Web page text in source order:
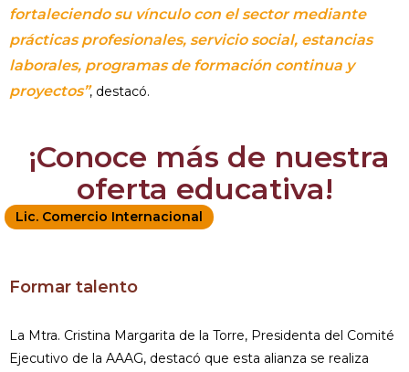
fortaleciendo su vínculo con el sector mediante
prácticas profesionales, servicio social, estancias
laborales, programas de formación continua y
proyectos”, destacó.
¡Conoce más de nuestra
oferta educativa!
Lic. Comercio Internacional
Formar talento
La Mtra. Cristina Margarita de la Torre, Presidenta del Comité
Ejecutivo de la AAAG, destacó que esta alianza se realiza